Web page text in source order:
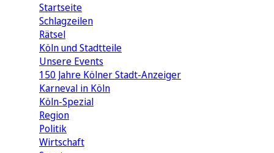
Startseite
Schlagzeilen
Rätsel
Köln und Stadtteile
Unsere Events
150 Jahre Kölner Stadt-Anzeiger
Karneval in Köln
Köln-Spezial
Region
Politik
Wirtschaft